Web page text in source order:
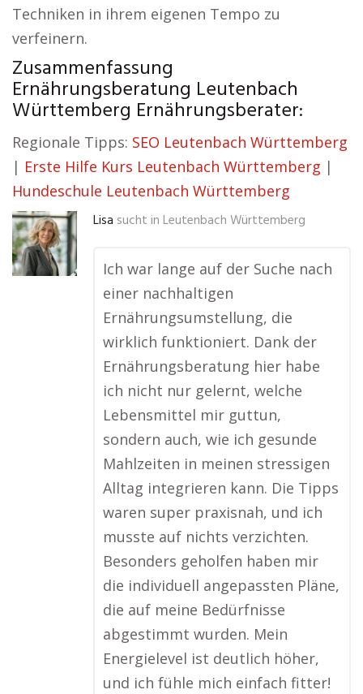
Techniken in ihrem eigenen Tempo zu
verfeinern.
Zusammenfassung
Ernährungsberatung Leutenbach
Württemberg Ernährungsberater:
Regionale Tipps: SEO Leutenbach Württemberg
| Erste Hilfe Kurs Leutenbach Württemberg |
Hundeschule Leutenbach Württemberg
Lisa sucht in Leutenbach Württemberg
Ich war lange auf der Suche nach
einer nachhaltigen
Ernährungsumstellung, die
wirklich funktioniert. Dank der
Ernährungsberatung hier habe
ich nicht nur gelernt, welche
Lebensmittel mir guttun,
sondern auch, wie ich gesunde
Mahlzeiten in meinen stressigen
Alltag integrieren kann. Die Tipps
waren super praxisnah, und ich
musste auf nichts verzichten.
Besonders geholfen haben mir
die individuell angepassten Pläne,
die auf meine Bedürfnisse
abgestimmt wurden. Mein
Energielevel ist deutlich höher,
und ich fühle mich einfach fitter!